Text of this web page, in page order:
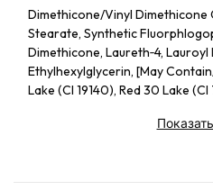
Dimethicone/Vinyl Dimethicone
Stearate, Synthetic
Dimethicone, Laureth‑4,
Ethylhexylglycerin, [May
Lake (CI 19140), Red 30 Lake